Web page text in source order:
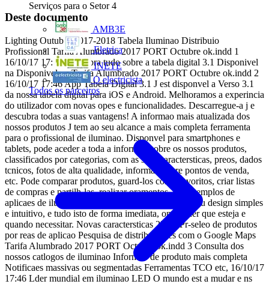
Serviços para o Setor 4
AMB3E
Eletrica
INETE
O electricista
Todos os parceiros
Deste documento
Lighting Outubro 2017-2018 Tabela Iluminao Distribuio
Profissional Tarifa Alumbrado 2017 PORT Octubre ok.indd 1
16/10/17 17:46 Descubra tudo sobre a tabela digital 3.1 Disponivel
na Disponivel na Tarifa Alumbrado 2017 PORT Octubre ok.indd 2
16/10/17 17:46 App Tabela Digital 3.1 J est disponvel a Verso 3.1
da nossa tabela digital para iOS e Android. Melhoramos a experincia
do utilizador com novas opes e funcionalidades. Descarregue-a j e
descubra todas a suas vantagens! A informao mais atualizada dos
nossos produtos J tem ao seu alcance a mais completa ferramenta
para o profissional de iluminao. Disponvel para smartphones e
tablets, pode aceder a toda a informao sobre os nossos produtos,
classificados por categorias, com as suas caractersticas, preos, dados
tcnicos, fotos de alta qualidade, informao sobre pontos de venda,
etc. Pode comparar produtos, guard-los como favoritos, criar listas
de compras e partilh-las, realizar oramentos, ver exemplos de
aplicaes de iluminao... muito fcil de usar graas ao seu design simples
e intuitivo, e tudo isto de forma imediata, onde quer que esteja e
quando necessitar. Novas caractersticas 23 23 Pr-seleo de produtos
por reas de aplicao Pesquisa de distribuidores com o Google Maps
Tarifa Alumbrado 2017 PORT Octubre ok.indd 3 Consulta dos
nossos catlogos de iluminao Informao de produto mais completa
Notificaes massivas ou segmentadas Ferramentas TCO etc, 16/10/17
17:46 Lder mundial em iluminao LED O mundo est a mudar e ns